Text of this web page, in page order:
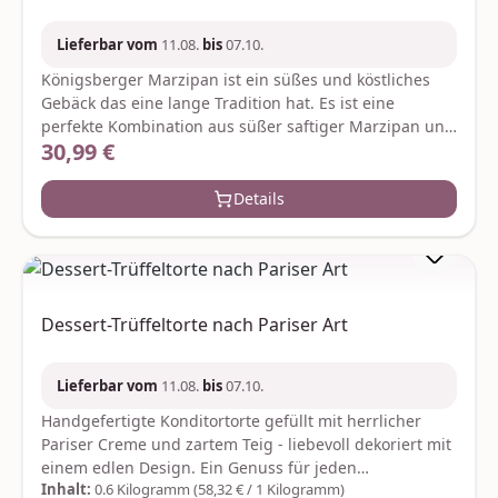
Lieferbar vom 11.08. bis07.10.
Königsberger Marzipan ist ein süßes und köstliches
Gebäck das eine lange Tradition hat. Es ist eine
perfekte Kombination aus süßer saftiger Marzipan und
schmackhaftem Aroma. Genieße ein einzigartiges
Gefüllt mit Aprikose.Inhalt: ca. 300 g Zutaten:Mandeln
(45 %), Zucker, Aprikosen, Eigelb, Salz, Gewürze;
Geliermittel: Pektine; Säuerungsmittel: Zitronensäure;
Farbstoffe: echtes KarminKann Spuren von anderen
g:Brennwert 494 kcal / 2072 kj, Fett 31,20 g, gesättigte
Fettsäuren 2,72 g, Kohlenhydrate 39,69 g, Zucker 36,72
Rabbel GmbHGartenkamp 1-349492
Regulärer Preis:
30,99 €
Details
Dessert-Trüffeltorte nach Pariser Art
Lieferbar vom 11.08. bis07.10.
Handgefertigte Konditortorte gefüllt mit herrlicher
Pariser Creme und zartem Teig - liebevoll dekoriert mit
einem edlen Design. Ein Genuss für jeden
Tortenliebhaber. Das Gewicht beträgt ca. 600 Gramm.
Inhalt: 0.6 Kilogramm (58,32 € / 1 Kilogramm)